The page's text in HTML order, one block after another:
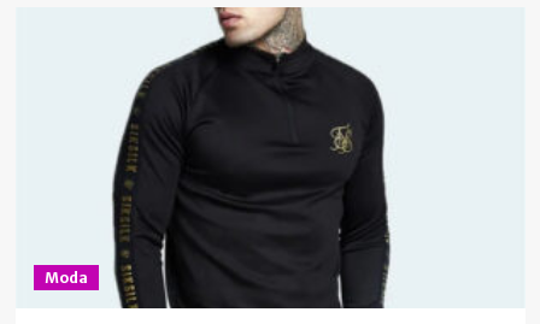
Moda